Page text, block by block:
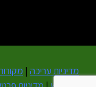
מדיניות עריכה |